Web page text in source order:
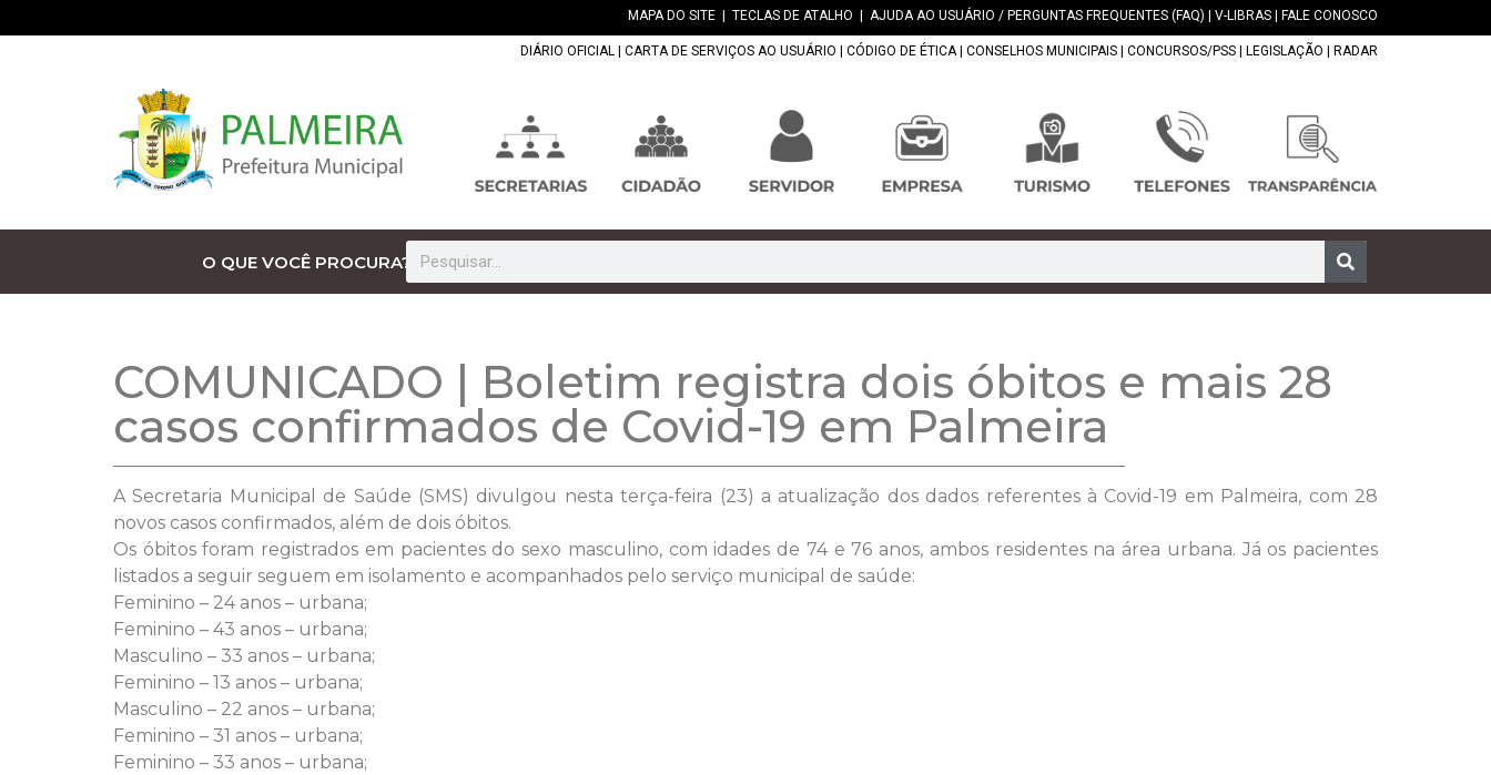
MAPA DO SITE TECLAS DE ATALHO AJUDA AO USUÁRIO / PERGUNTAS FREQUENTES (FAQ) V-LIBRAS FALE CONOSCO
DIÁRIO OFICIAL CARTA DE SERVIÇOS AO USUÁRIO CÓDIGO DE ÉTICA| CONSELHOS MUNICIPAIS CONCURSOS/PSS LEGISLAÇÃO RADAR
O QUE VOCÊ PROCURA?
COMUNICADO | Boletim registra dois óbitos e mais 28
casos confirmados de Covid-19 em Palmeira
A Secretaria Municipal de Saúde (SMS) divulgou nesta terça-feira (23) a atualização dos dados referentes à Covid-19 em Palmeira, com 28
novos casos confirmados, além de dois óbitos.
Os óbitos foram registrados em pacientes do sexo masculino, com idades de 74 e 76 anos, ambos residentes na área urbana. Já os pacientes
listados a seguir seguem em isolamento e acompanhados pelo serviço municipal de saúde:
Feminino – 24 anos – urbana;
Feminino – 43 anos – urbana;
Masculino – 33 anos – urbana;
Feminino – 13 anos – urbana;
Masculino – 22 anos – urbana;
Feminino – 31 anos – urbana;
Feminino – 33 anos – urbana;